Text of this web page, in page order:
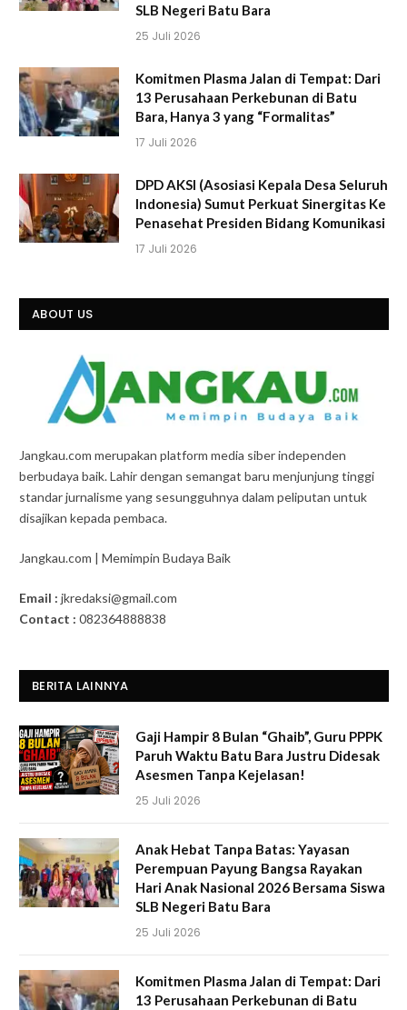
SLB Negeri Batu Bara
25 Juli 2026
Komitmen Plasma Jalan di Tempat: Dari
13 Perusahaan Perkebunan di Batu
Bara, Hanya 3 yang “Formalitas”
17 Juli 2026
DPD AKSI (Asosiasi Kepala Desa Seluruh
Indonesia) Sumut Perkuat Sinergitas Ke
Penasehat Presiden Bidang Komunikasi
17 Juli 2026
ABOUT US
Jangkau.com merupakan platform media siber independen
berbudaya baik. Lahir dengan semangat baru menjunjung tinggi
standar jurnalisme yang sesungguhnya dalam peliputan untuk
disajikan kepada pembaca.
Jangkau.com | Memimpin Budaya Baik
Email : jkredaksi@gmail.com
Contact : 082364888838
BERITA LAINNYA
Gaji Hampir 8 Bulan “Ghaib”, Guru PPPK
Paruh Waktu Batu Bara Justru Didesak
Asesmen Tanpa Kejelasan!
25 Juli 2026
Anak Hebat Tanpa Batas: Yayasan
Perempuan Payung Bangsa Rayakan
Hari Anak Nasional 2026 Bersama Siswa
SLB Negeri Batu Bara
25 Juli 2026
Komitmen Plasma Jalan di Tempat: Dari
13 Perusahaan Perkebunan di Batu